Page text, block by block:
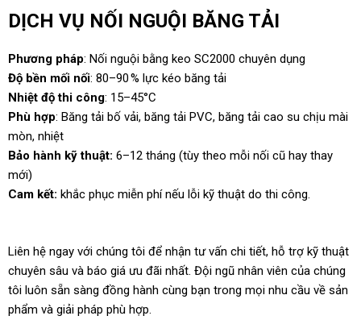
DỊCH VỤ NỐI NGUỘI BĂNG TẢI
Phương pháp: Nối nguội bằng keo SC2000 chuyên dụng
Độ bền mối nối: 80–90 % lực kéo băng tải
Nhiệt độ thi công: 15–45°C
Phù hợp: Băng tải bố vải, băng tải PVC, băng tải cao su chịu mài
mòn, nhiệt
Bảo hành kỹ thuật: 6–12 tháng (tùy theo mỗi nối cũ hay thay
mới)
Cam kết: khắc phục miễn phí nếu lỗi kỹ thuật do thi công.
Liên hệ ngay với chúng tôi để nhận tư vấn chi tiết, hỗ trợ kỹ thuật
chuyên sâu và báo giá ưu đãi nhất. Đội ngũ nhân viên của chúng
tôi luôn sẵn sàng đồng hành cùng bạn trong mọi nhu cầu về sản
phẩm và giải pháp phù hợp.